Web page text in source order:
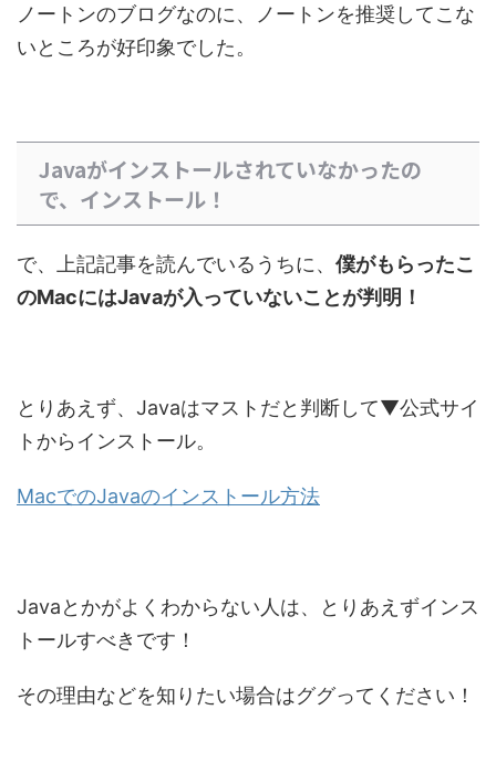
ノートンのブログなのに、ノートンを推奨してこな
いところが好印象でした。
Javaがインストールされていなかったの
で、インストール！
で、上記記事を読んでいるうちに、 僕がもらったこ
のMacにはJavaが入っていないことが判明！
とりあえず、Javaはマストだと判断して▼公式サイ
トからインストール。
MacでのJavaのインストール方法
Javaとかがよくわからない人は、とりあえずインス
トールすべきです！
その理由などを知りたい場合はググってください！